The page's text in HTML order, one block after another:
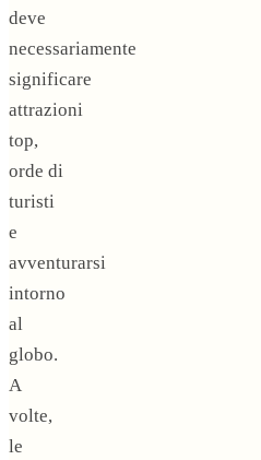
deve
necessariamente
significare
attrazioni
top,
orde di
turisti
e
avventurarsi
intorno
al
globo.
A
volte,
le